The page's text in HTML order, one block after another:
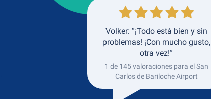
Devolución
Volker: “¡Todo está bien y sin
problemas! ¡Con mucho gusto,
otra vez!”
1 de 145 valoraciones para el San
Carlos de Bariloche Airport